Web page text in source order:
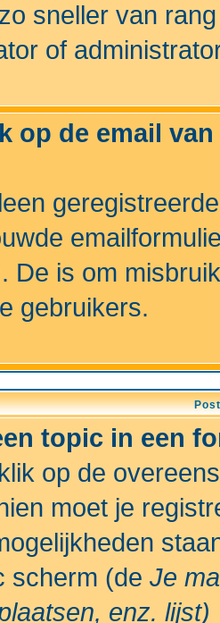
sneller van
of
op de email
De is om
gebruikers.
topic in een
op de
moet je
scherm (de Je
enz. lijst)